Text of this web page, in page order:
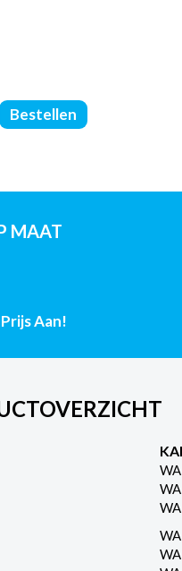
Catalogus
Gelijmd
250/Glans)
aantal
Bestellen
MAAT
Aan!